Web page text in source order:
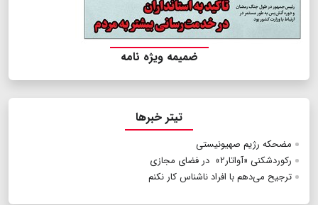
ضمیمه ویژه نامه
تیتر خبرها
مضحکه رژیم صهیونیستی
رکوردشکنی «آواتار۲» در فضای مجازی
ترجیح می‌دهم با افراد ناشناس کار نکنم